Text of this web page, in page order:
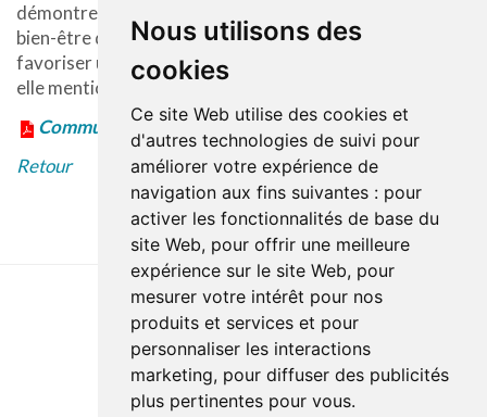
Nous utilisons des
cookies
Ce site Web utilise des cookies et
d'autres technologies de suivi pour
améliorer votre expérience de
navigation aux fins suivantes : pour
activer les fonctionnalités de base du
site Web, pour offrir une meilleure
expérience sur le site Web, pour
mesurer votre intérêt pour nos
produits et services et pour
personnaliser les interactions
marketing, pour diffuser des publicités
plus pertinentes pour vous.
démontre bien le dévouement du personnel envers le
bien-être des personnes âgées et leur volonté de
favoriser une intégration sociale enrichissante. », a-t-
elle mentionné.
Communiqué en format PDF
Retour
Dernière mise à jour : 27 avril 2023
Accessibilité
Documentation
Réalisation du site